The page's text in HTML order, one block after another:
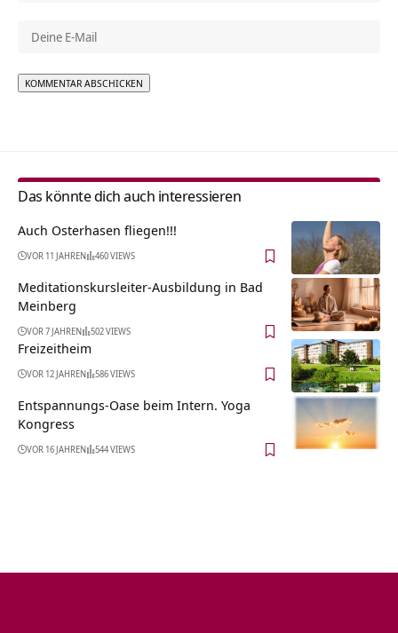
Das könnte dich auch interessieren
Auch Osterhasen fliegen!!!
VOR 11 JAHREN 460 VIEWS
Meditationskursleiter-Ausbildung in Bad
Meinberg
VOR 7 JAHREN 502 VIEWS
Freizeitheim
VOR 12 JAHREN 586 VIEWS
Entspannungs-Oase beim Intern. Yoga
Kongress
VOR 16 JAHREN 544 VIEWS